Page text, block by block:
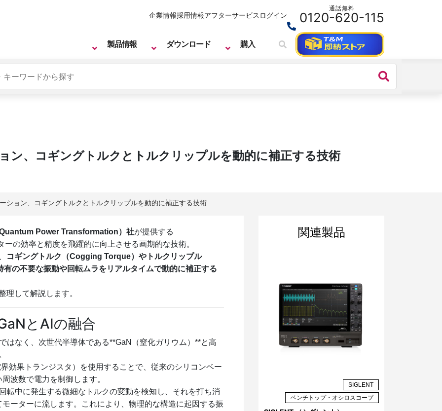
製品情報 ダウンロード 購入
企業情報採用情報アフターサービス ログイン
通話無料
0120-620-115
ン、コギングトルクとトルクリップルを動的に補正する技術
ション、コギングトルクとトルクリップルを動的に補正する技術
Power Transformation）社が提供する
の効率と精度を飛躍的に向上させる画期的な技術。
コギングトルク（Cogging Torque）やトルクリップル
の不要な振動や回転ムラをリアルタイムで動的に補正する
理して解説します。
とAIの融合
はなく、次世代半導体である**GaN（窒化ガリウム）**と高
効果トランジスタ）を使用することで、従来のシリコンベー
波数で電力を制御します。
転中に発生する微細なトルクの変動を検知し、それを打ち消
ーターに流します。これにより、物理的な構造に起因する振
関連製品
SIGLENT（シグレント）
SDS5000X HDシリーズ デジタル・
オシロスコープ
SIGLENT
ベンチトップ・オシロスコープ